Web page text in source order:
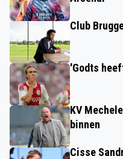
Club
'Godts
KV
binnen
Cisse